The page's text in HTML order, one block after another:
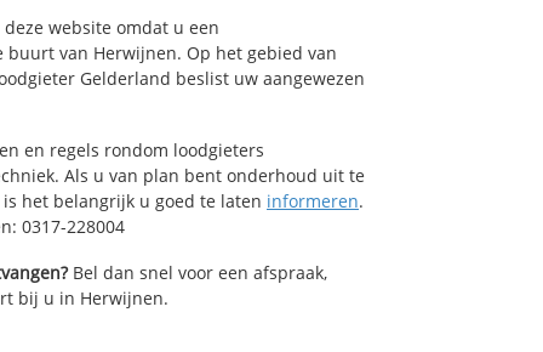
website omdat u een
van Herwijnen. Op het gebied van
Gelderland beslist uw aangewezen
en regels rondom loodgieters
Als u van plan bent onderhoud uit te
het belangrijk u goed te laten informeren.
0317-228004
Bel dan snel voor een afspraak,
bij u in Herwijnen.